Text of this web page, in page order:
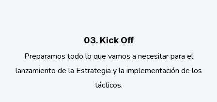
03. Kick Off
Preparamos todo lo que vamos a necesitar para el
lanzamiento de la Estrategia y la implementación de los
tácticos.